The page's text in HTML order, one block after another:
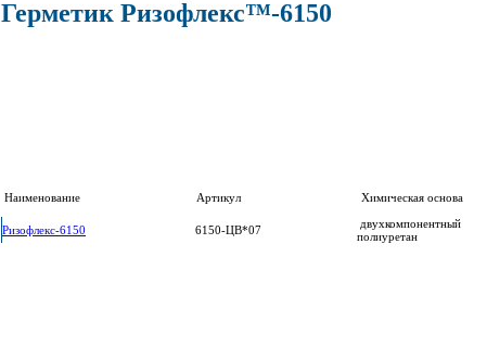
Герметик Ризофлекс™-6150
Наименование Артикул Химическая основа
Ризофлекс-6150 6150-ЦВ*07
двухкомпонентный
полиуретан